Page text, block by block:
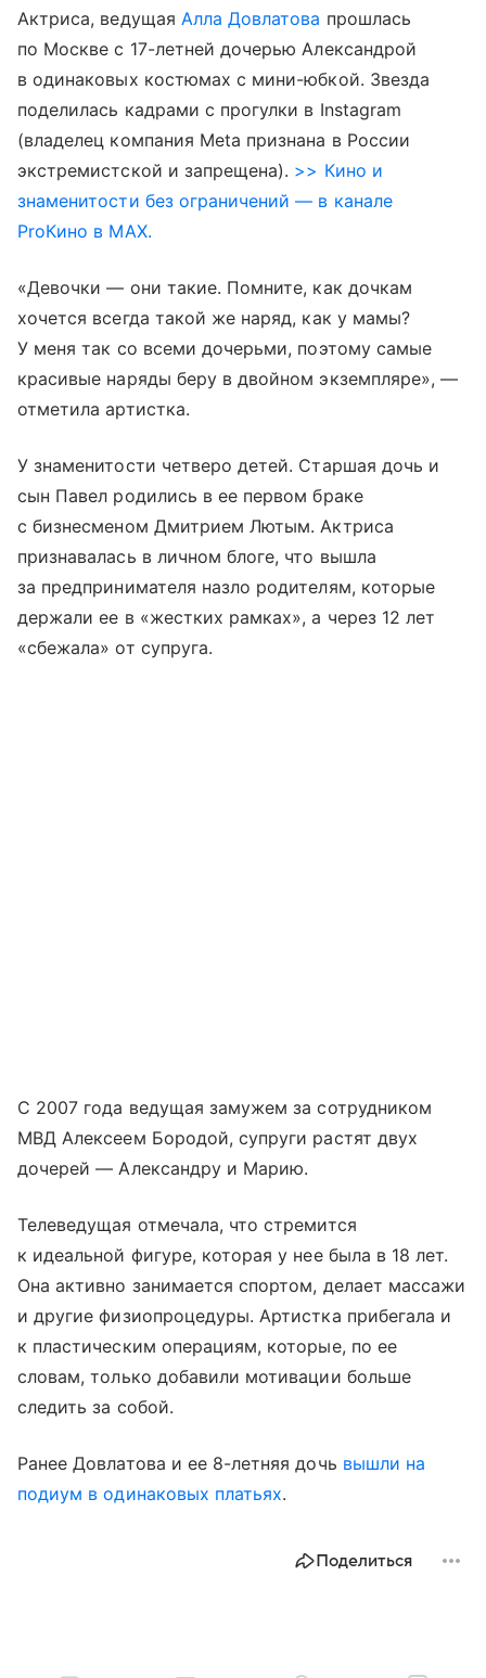
Актриса, ведущая Алла Довлатова прошлась
по Москве с 17-летней дочерью Александрой
в одинаковых костюмах с мини-юбкой. Звезда
поделилась кадрами с прогулки в Instagram
(владелец компания Meta признана в России
экстремистской и запрещена). >> Кино и
знаменитости без ограничений — в канале
ProКино в MAX.
«Девочки — они такие. Помните, как дочкам
хочется всегда такой же наряд, как у мамы?
У меня так со всеми дочерьми, поэтому самые
красивые наряды беру в двойном экземпляре», —
отметила артистка.
У знаменитости четверо детей. Старшая дочь и
сын Павел родились в ее первом браке
с бизнесменом Дмитрием Лютым. Актриса
признавалась в личном блоге, что вышла
за предпринимателя назло родителям, которые
держали ее в «жестких рамках», а через 12 лет
«сбежала» от супруга.
С 2007 года ведущая замужем за сотрудником
МВД Алексеем Бородой, супруги растят двух
дочерей — Александру и Марию.
Телеведущая отмечала, что стремится
к идеальной фигуре, которая у нее была в 18 лет.
Она активно занимается спортом, делает массажи
и другие физиопроцедуры. Артистка прибегала и
к пластическим операциям, которые, по ее
словам, только добавили мотивации больше
следить за собой.
Ранее Довлатова и ее 8-летняя дочь вышли на
подиум в одинаковых платьях.
Поделиться